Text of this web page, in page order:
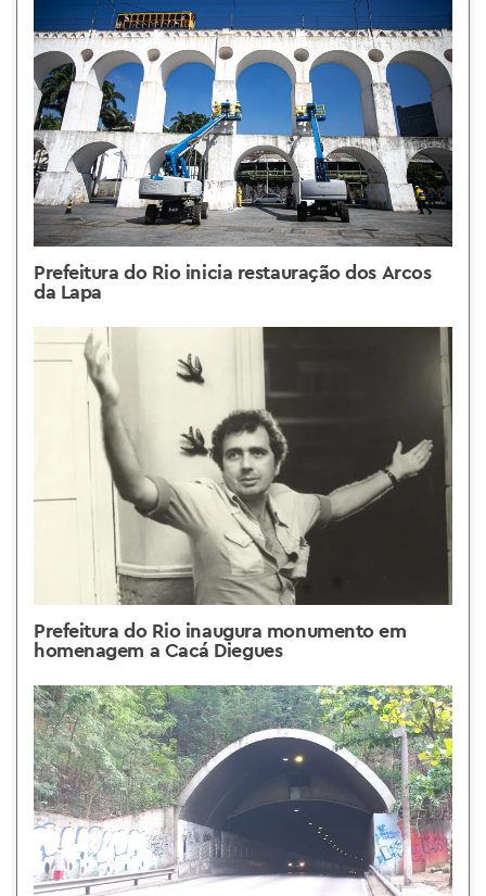
Prefeitura do Rio inicia restauração dos Arcos
da Lapa
Prefeitura do Rio inaugura monumento em
homenagem a Cacá Diegues